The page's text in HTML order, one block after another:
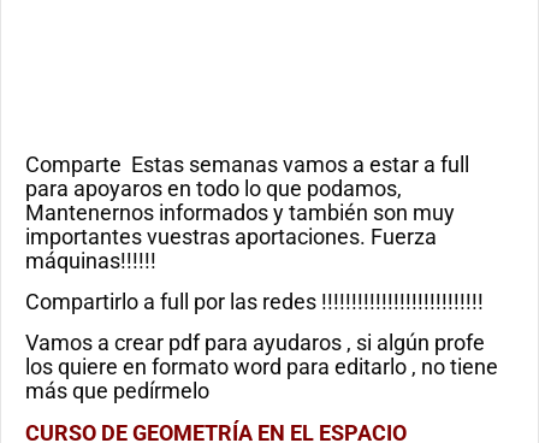
Comparte Estas semanas vamos a estar a full
para apoyaros en todo lo que podamos,
Mantenernos informados y también son muy
importantes vuestras aportaciones. Fuerza
máquinas!!!!!!
Compartirlo a full por las redes !!!!!!!!!!!!!!!!!!!!!!!!!!!
Vamos a crear pdf para ayudaros , si algún profe
los quiere en formato word para editarlo , no tiene
más que pedírmelo
CURSO DE GEOMETRÍA EN EL ESPACIO